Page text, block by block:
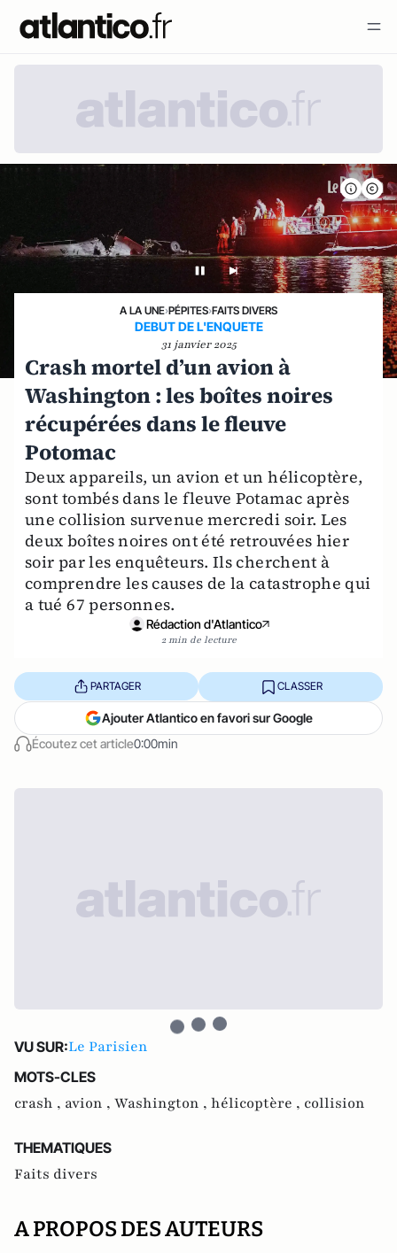
A LA UNE›PÉPITES›FAITS DIVERS
DEBUT DE L'ENQUETE
31 janvier 2025
Crash mortel d’un avion à
Washington : les boîtes noires
récupérées dans le fleuve
Potomac
Deux appareils, un avion et un hélicoptère,
sont tombés dans le fleuve Potamac après
une collision survenue mercredi soir. Les
deux boîtes noires ont été retrouvées hier
soir par les enquêteurs. Ils cherchent à
comprendre les causes de la catastrophe qui
a tué 67 personnes.
Rédaction d'Atlantico
2 min de lecture
Écoutez cet article0:00min
PARTAGER CLASSER
Ajouter Atlantico en favori sur Google
VU SUR:Le Parisien
MOTS-CLES
crash , avion , Washington , hélicoptère , collision
THEMATIQUES
Faits divers
A PROPOS DES AUTEURS